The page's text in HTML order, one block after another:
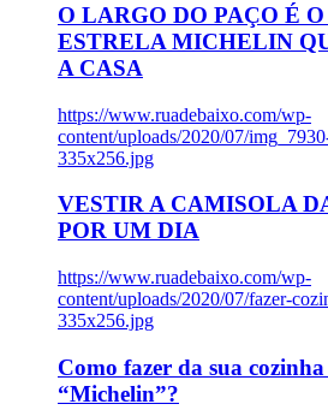
O LARGO DO PAÇO É
ESTRELA MICHELIN
A CASA
https://www.ruadebaixo.com/wp-
content/uploads/2020/07/
335x256.jpg
VESTIR A CAMISOLA
POR UM DIA
https://www.ruadebaixo.com/wp-
content/uploads/2020/07/fazer-
335x256.jpg
Como fazer da sua
“Michelin”?